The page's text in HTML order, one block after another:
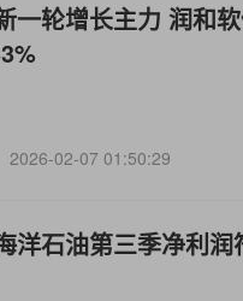
一轮增长主力 润和
2026-02-07 01:50:29
洋石油第三季净利